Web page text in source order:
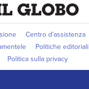
Centro d’assistenza
Politiche editoriali
Politica sulla privacy